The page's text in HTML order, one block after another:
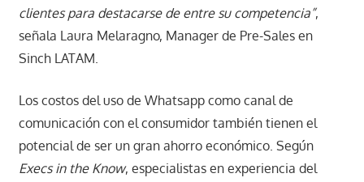
clientes para destacarse de entre su competencia”,
señala Laura Melaragno, Manager de Pre-Sales en
Sinch LATAM.
Los costos del uso de Whatsapp como canal de
comunicación con el consumidor también tienen el
potencial de ser un gran ahorro económico. Según
Execs in the Know, especialistas en experiencia del